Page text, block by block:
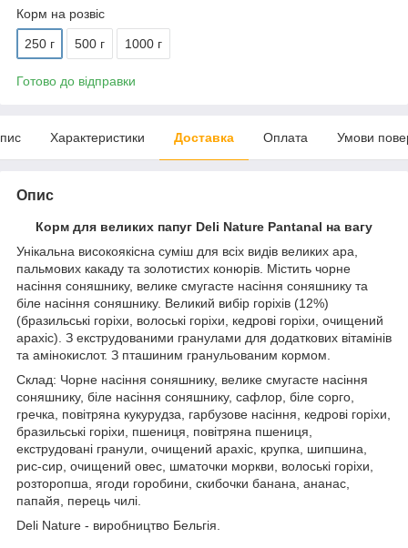
Корм на розвіс
250 г 500 г 1000 г
Готово до відправки
Характеристики Доставка Оплата Умови
Опис
Корм для великих папуг Deli Nature Pantanal на вагу
Унікальна високоякісна суміш для всіх видів великих ара,
пальмових какаду та золотистих конюрів. Містить чорне
насіння соняшнику, велике смугасте насіння соняшнику та
біле насіння соняшнику. Великий вибір горіхів (12%)
(бразильські горіхи, волоські горіхи, кедрові горіхи, очищений
арахіс). З екструдованими гранулами для додаткових вітамінів
та амінокислот. З пташиним гранульованим кормом.
Склад: Чорне насіння соняшнику, велике смугасте насіння
соняшнику, біле насіння соняшнику, сафлор, біле сорго,
гречка, повітряна кукурудза, гарбузове насіння, кедрові горіхи,
бразильські горіхи, пшениця, повітряна пшениця,
екструдовані гранули, очищений арахіс, крупка, шипшина,
рис-сир, очищений овес, шматочки моркви, волоські горіхи,
розторопша, ягоди горобини, скибочки банана, ананас,
папайя, перець чилі.
Deli Nature - виробництво Бельгія.